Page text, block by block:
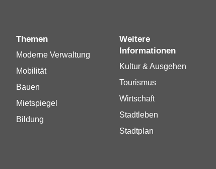
Themen
Moderne Verwaltung
Mobilität
Bauen
Mietspiegel
Bildung
Weitere
Informationen
Kultur & Ausgehen
Tourismus
Wirtschaft
Stadtleben
Stadtplan